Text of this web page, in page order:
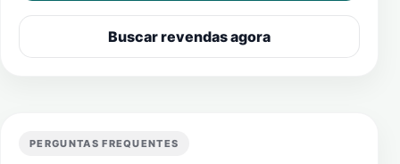
Buscar revendas agora
PERGUNTAS FREQUENTES